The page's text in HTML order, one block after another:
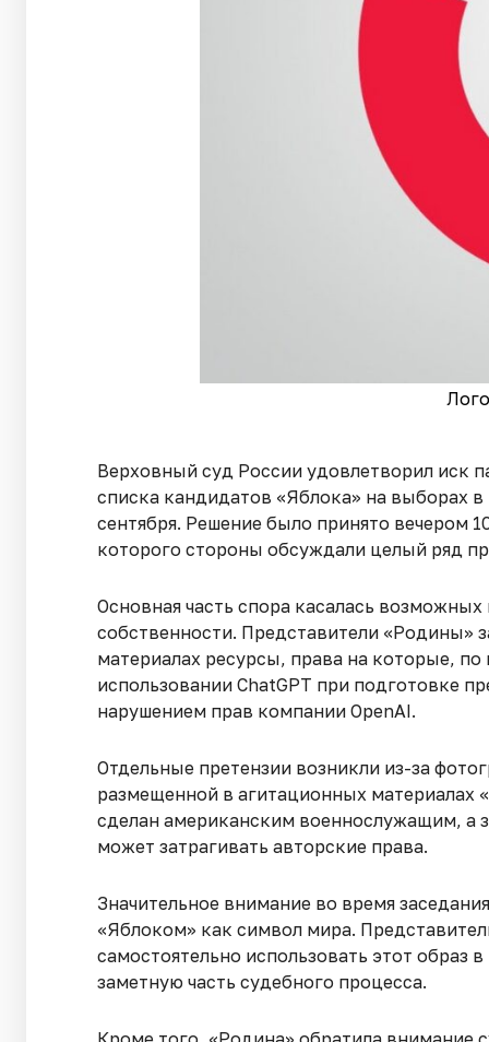
Верховный суд России удовлетворил иск
списка кандидатов «Яблока» на выборах
сентября. Решение было принято вечером
которого стороны обсуждали целый ряд
Основная часть спора касалась
собственности. Представители «Родины»
материалах ресурсы, права на которые,
использовании ChatGPT при подготовке
нарушением прав компании OpenAI.
Отдельные претензии возникли из-за
размещенной в агитационных
сделан американским военнослужащим, а
может затрагивать авторские права.
Значительное внимание во время
«Яблоком» как символ мира.
самостоятельно использовать этот образ
заметную часть судебного процесса.